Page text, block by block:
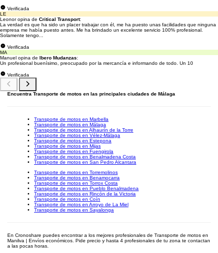
Verificada
LE
Leonor opina de Critical Transport:
La verdad es que ha sido un placer trabajar con él, me ha puesto unas facilidades que ninguna
empresa me había puesto antes. Me ha brindado un excelente servicio 100% profesional.
Solamente tengo...
Verificada
MA
Manuel opina de Ibero Mudanzas:
Un profesional buenísimo, preocupado por la mercancía e informando de todo. Un 10
Verificada
Encuentra Transporte de motos en las principales ciudades de Málaga
Transporte de motos en Marbella
Transporte de motos en Málaga
Transporte de motos en Alhaurín de la Torre
Transporte de motos en Vélez-Málaga
Transporte de motos en Estepona
Transporte de motos en Mijas
Transporte de motos en Fuengirola
Transporte de motos en Benalmadena Costa
Transporte de motos en San Pedro Alcantara
Transporte de motos en Torremolinos
Transporte de motos en Benamocarra
Transporte de motos en Torrox Costa
Transporte de motos en Pueblo Benalmadena
Transporte de motos en Rincón de la Victoria
Transporte de motos en Coín
Transporte de motos en Arroyo de La Miel
Transporte de motos en Sayalonga
En Cronoshare puedes encontrar a los mejores profesionales de Transporte de motos en
Manilva | Envíos económicos. Pide precio y hasta 4 profesionales de tu zona te contactan
a las pocas horas.